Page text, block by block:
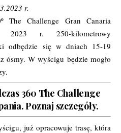
r.
Challenge Gran Canaria
2023 r. 250-kilometrowy
odbędzie się w dniach 15-19
ósmy. W wyścigu będzie mogło
360 The Challenge
Poznaj szczegóły.
już opracowuje trasę, która